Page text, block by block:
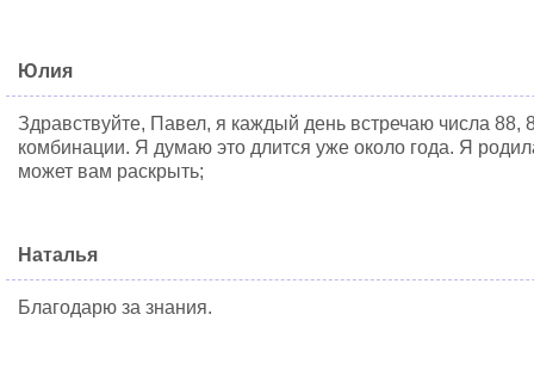
Юлия
Здравствуйте, Павел, я каждый день встречаю числа 88,
комбинации. Я думаю это длится уже около года. Я
может вам раскрыть;
Наталья
Благодарю за знания.